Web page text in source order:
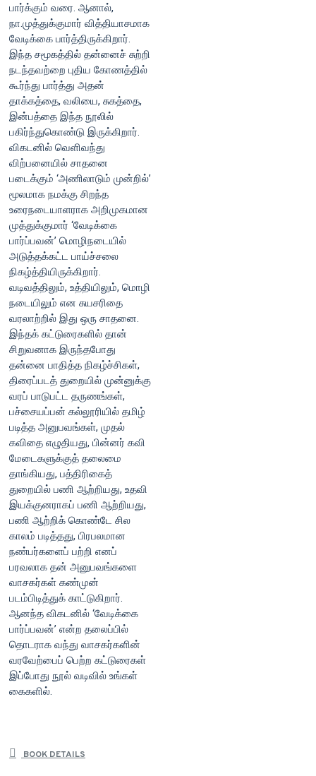
பார்க்கும் வரை. ஆனால்,
நா.முத்துக்குமார் வித்தியாசமாக
வேடிக்கை பார்த்திருக்கிறார்.
இந்த சமூகத்தில் தன்னைச் சுற்றி
நடந்தவற்றை புதிய கோணத்தில்
கூர்ந்து பார்த்து அதன்
தாக்கத்தை, வலியை, சுகத்தை,
இன்பத்தை இந்த நூலில்
பகிர்ந்துகொண்டு இருக்கிறார்.
விகடனில் வெளிவந்து
விற்பனையில் சாதனை
படைக்கும் ‘அணிலாடும் முன்றில்’
மூலமாக நமக்கு சிறந்த
உரைநடையாளராக அறிமுகமான
முத்துக்குமார் ‘வேடிக்கை
பார்ப்பவன்’ மொழிநடையில்
அடுத்தக்கட்ட பாய்ச்சலை
நிகழ்த்தியிருக்கிறார்.
வடிவத்திலும், உத்தியிலும், மொழி
நடையிலும் என சுயசரிதை
வரலாற்றில் இது ஒரு சாதனை.
இந்தக் கட்டுரைகளில் தான்
சிறுவனாக இருந்தபோது
தன்னை பாதித்த நிகழ்ச்சிகள்,
திரைப்படத் துறையில் முன்னுக்கு
வரப் பாடுபட்ட தருணங்கள்,
பச்சையப்பன் கல்லூரியில் தமிழ்
படித்த அனுபவங்கள், முதல்
கவிதை எழுதியது, பின்னர் கவி
மேடைகளுக்குத் தலைமை
தாங்கியது, பத்திரிகைத்
துறையில் பணி ஆற்றியது, உதவி
இயக்குனராகப் பணி ஆற்றியது,
பணி ஆற்றிக் கொண்டே சில
காலம் படித்தது, பிரபலமான
நண்பர்களைப் பற்றி எனப்
பரவலாக தன் அனுபவங்களை
வாசகர்கள் கண்முன்
படம்பிடித்துக் காட்டுகிறார்.
ஆனந்த விகடனில் ‘வேடிக்கை
பார்ப்பவன்’ என்ற தலைப்பில்
தொடராக வந்து வாசகர்களின்
வரவேற்பைப் பெற்ற கட்டுரைகள்
இப்போது நூல் வடிவில் உங்கள்
கைகளில்.
BOOK DETAILS